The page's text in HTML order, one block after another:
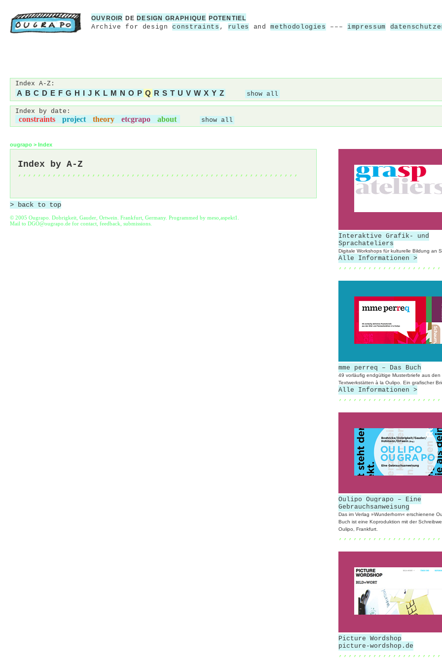
OUVROIR DE DESIGN GRAPHIQUE POTENTIEL
Archive for designconstraints , rules andmethodologies ––– impressum
Index A-Z:
A B C D E F G H I J K L M N O P Q R S T U V W X Y Z show all
Index by date:
constraints project theory etcgrapo about show all
ougrapo > Index
Index by A-Z
,,,,,,,,,,,,,,,,,,,,,,,,,,,,,,,,,,,,,,,,,,,,,,,,,,,,,,,,,
> back to top
© 2005 Ougrapo. Dobrigkeit, Gauder, Ortwein. Frankfurt, Germany. Programmed by meso,aspekt1.
Mail to DGO@ougrapo.de for contact, feedback, submissions.
Interaktive Grafik- und
Sprachateliers
Digitale Workshops für kulturelle Bildung an
Alle Informationen >
mme perreq – Das Buch
49 vorläufig endgültige Musterbriefe aus den
Textwerkstätten à la Oulipo. Ein grafischer
Alle Informationen >
Oulipo Ougrapo – Eine
Gebrauchsanweisung
Das im Verlag »Wunderhorn« erschienene
Buch ist eine Koproduktion mit der
Oulipo, Frankfurt.
Picture Wordshop
picture-wordshop.de